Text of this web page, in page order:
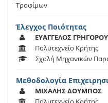
Τροφίμων
Έλεγχος Ποιότητας
ΕΥΑΓΓΕΛΟΣ
Πολυτεχνείο Κρήτης
Σχολή Μηχανικών
Μεθοδολογία
ΜΙΧΑΛΗΣ ΔΟΥΜΠΟΣ